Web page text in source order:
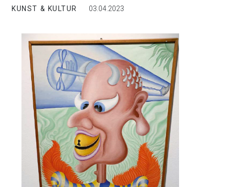
KUNST & KULTUR 03.04.2023